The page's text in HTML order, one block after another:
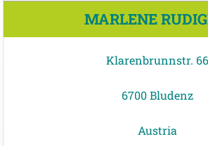
MARLENE
Klarenbrunnstr. 66
6700 Bludenz
Austria